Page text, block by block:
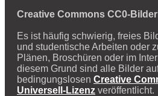
Creative Commons CC0-
Es ist häufig schwierig, freies
und studentische Arbeiten oder
Plänen, Broschüren oder im
diesem Grund sind alle Bilder
bedingungslosen Creative
Universell-Lizenz veröffentlicht.